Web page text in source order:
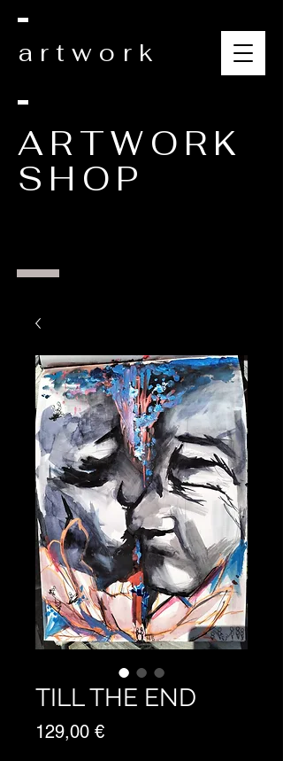
artwork
ARTWORK
SHOP
TILL THE END
129,00 €Prezzo